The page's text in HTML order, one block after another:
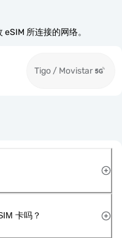
所连接的网络。
Tigo / Movistar
卡吗？